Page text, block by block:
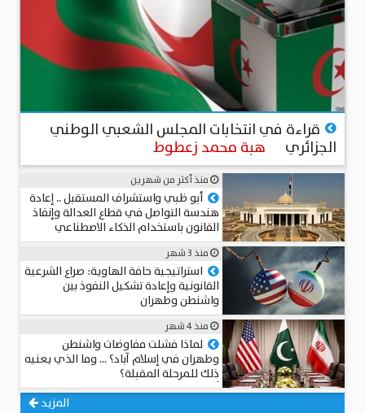
قراءة في انتخابات المجلس الشعبي الوطني
الجزائري هبة محمد زعطوط
منذ أكثر من شهرين
أبو ظبي واستشراف المستقبل .. إعادة
هندسة التواصل في قطاع العدالة وإنفاذ
القانون باستخدام الذكاء الاصطناعي
المستشار د. سامي الطوخي
منذ 3 شهر
استراتيجية حافة الهاوية: صراع الشرعية
القانونية وإعادة تشكيل النفوذ بين
واشنطن وطهران
عميد د. محمد حجاب
منذ 4 شهر
لماذا فشلت مفاوضات واشنطن
وطهران في إسلام آباد؟ … وما الذي يعنيه
ذلك للمرحلة المقبلة؟
أحمد مهدي
المزيد